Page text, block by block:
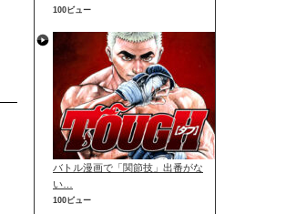
100ビュー
バトル漫画で「関節技」出番がな
い…
100ビュー